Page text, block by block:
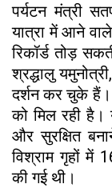
पर्यटन मंत्री
यात्रा में आने
रिकॉर्ड तोड़
श्रद्धालु
दर्शन कर चुके हैं।
को मिल रही है।
और सुरक्षित
विश्राम गृहों
की गई थी।